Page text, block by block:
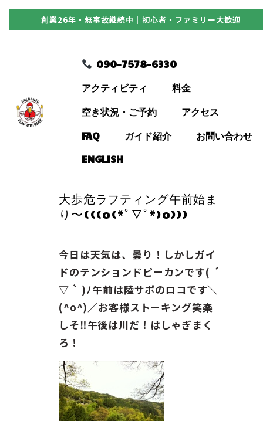
創業26年・無事故継続中｜初心者・ファミリー大歓迎
090-7578-6330
アクティビティ 料金
空き状況・ご予約 アクセス
FAQ ガイド紹介 お問い合わせ
ENGLISH
アクティビティ
料金
ガイド紹介
お問い合わせ
ENGLISH
大歩危ラフティング午前始ま
り〜(((o(*ﾟ▽ﾟ*)o)))
今日は天気は、曇り！しかしガイ
ドのテンションドピーカンです( ´
▽ ` )ﾉ午前は陸サポのロコです＼
(^o^)／お客様ストーキング笑楽
しそ‼午後は川だ！はしゃぎまく
ろ！